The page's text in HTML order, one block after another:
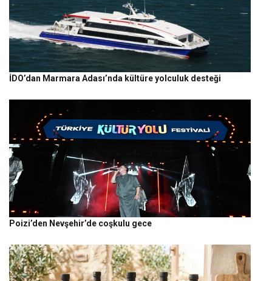
İDO’dan Marmara Adası’nda kültüre yolculuk desteği
Poizi’den Nevşehir’de coşkulu gece